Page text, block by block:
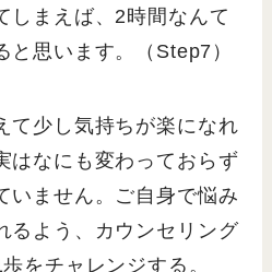
しまえば、2時間なんて
と思います。（Step7）
て少し気持ちが楽になれ
はなにも変わっておらず
いません。ご自身で悩み
るよう、カウンセリング
をチャレンジする。